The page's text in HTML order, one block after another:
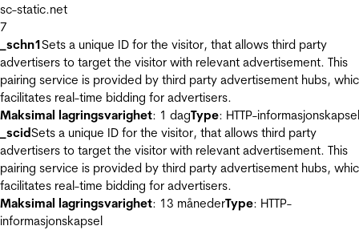
sc-static.net
7
_schn1Sets a unique ID for the visitor, that allows third party
advertisers to target the visitor with relevant advertisement. This
pairing service is provided by third party advertisement hubs,
facilitates real-time bidding for advertisers.
Maksimal lagringsvarighet: 1 dagType: HTTP-informasjonskapsel
_scidSets a unique ID for the visitor, that allows third party
advertisers to target the visitor with relevant advertisement. This
pairing service is provided by third party advertisement hubs,
facilitates real-time bidding for advertisers.
Maksimal lagringsvarighet: 13 månederType: HTTP-
informasjonskapsel